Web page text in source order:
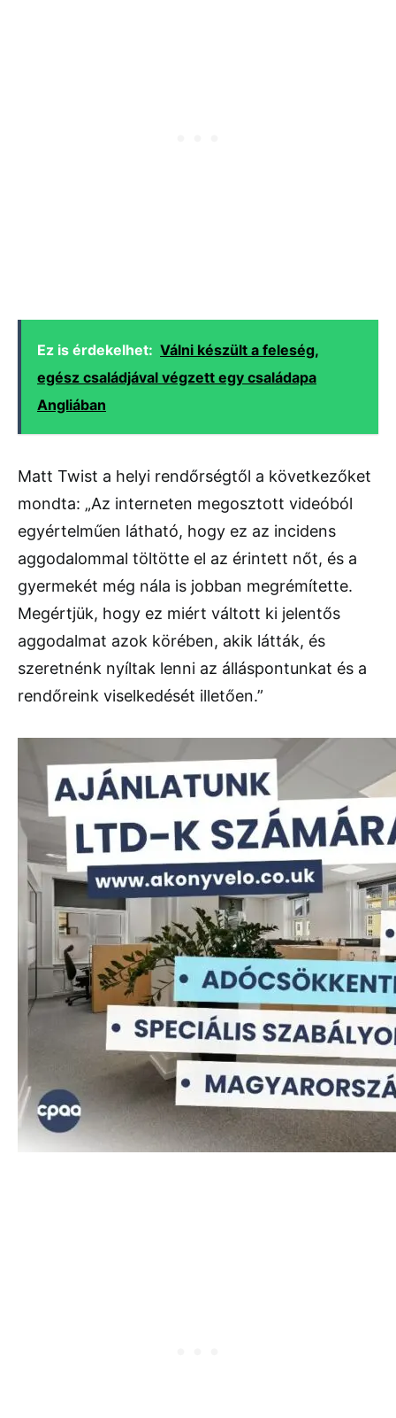
Ez is érdekelhet: Válni készült a feleség,
egész családjával végzett egy családapa
Angliában
Matt Twist a helyi rendőrségtől a következőket
mondta: „Az interneten megosztott videóból
egyértelműen látható, hogy ez az incidens
aggodalommal töltötte el az érintett nőt, és a
gyermekét még nála is jobban megrémítette.
Megértjük, hogy ez miért váltott ki jelentős
aggodalmat azok körében, akik látták, és
szeretnénk nyíltak lenni az álláspontunkat és a
rendőreink viselkedését illetően.”